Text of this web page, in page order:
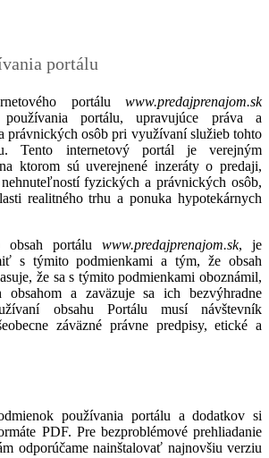
portálu
portálu www.predajprenajom.sk
portálu, upravujúce práva a
právnických osôb pri využívaní služieb tohto
Tento internetový portál je verejným
ktorom sú uverejnené inzeráty o predaji,
fyzických a právnických osôb,
realitného trhu a ponuka hypotekárnych
portálu www.predajprenajom.sk, je
s týmito podmienkami a tým, že obsah
že sa s týmito podmienkami oboznámil,
a zaväzuje sa ich bezvýhradne
obsahu Portálu musí návštevník
záväzné právne predpisy, etické a
používania portálu a dodatkov si
PDF. Pre bezproblémové prehliadanie
odporúčame nainštalovať najnovšiu verziu